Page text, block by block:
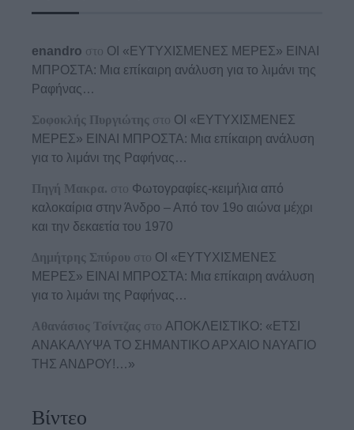
enandro στο ΟΙ «ΕΥΤΥΧΙΣΜΕΝΕΣ ΜΕΡΕΣ» ΕΙΝΑΙ
ΜΠΡΟΣΤΑ: Μια επίκαιρη ανάλυση για το λιμάνι της
Ραφήνας…
Σοφοκλής Πυργιώτης στο ΟΙ «ΕΥΤΥΧΙΣΜΕΝΕΣ
ΜΕΡΕΣ» ΕΙΝΑΙ ΜΠΡΟΣΤΑ: Μια επίκαιρη ανάλυση
για το λιμάνι της Ραφήνας…
Πηγή Μακρα. στο Φωτογραφίες-κειμήλια από
καλοκαίρια στην Άνδρο – Από τον 19ο αιώνα μέχρι
και την δεκαετία του 1970
Δημήτρης Σπύρου στο ΟΙ «ΕΥΤΥΧΙΣΜΕΝΕΣ
ΜΕΡΕΣ» ΕΙΝΑΙ ΜΠΡΟΣΤΑ: Μια επίκαιρη ανάλυση
για το λιμάνι της Ραφήνας…
Αθανάσιος Τσίντζας στο ΑΠΟΚΛΕΙΣΤΙΚΟ: «ΕΤΣΙ
ΑΝΑΚΑΛΥΨΑ ΤΟ ΣΗΜΑΝΤΙΚΟ ΑΡΧΑΙΟ ΝΑΥΑΓΙΟ
ΤΗΣ ΑΝΔΡΟΥ!…»
Βίντεο